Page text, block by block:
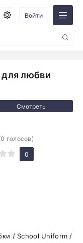
Войти
любви
0 голосов)
0
/ School Uniform /